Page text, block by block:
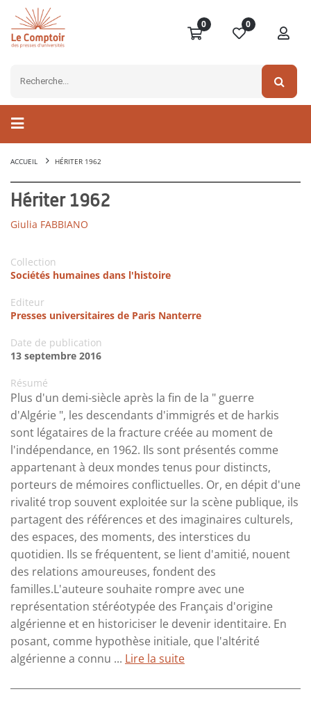
0 0
ACCUEIL HÉRITER 1962
Hériter 1962
Giulia FABBIANO
Collection
Sociétés humaines dans l'histoire
Editeur
Presses universitaires de Paris Nanterre
Date de publication
13 septembre 2016
Résumé
Plus d'un demi-siècle après la fin de la " guerre
d'Algérie ", les descendants d'immigrés et de harkis
sont légataires de la fracture créée au moment de
l'indépendance, en 1962. Ils sont présentés comme
appartenant à deux mondes tenus pour distincts,
porteurs de mémoires conflictuelles. Or, en dépit d'une
rivalité trop souvent exploitée sur la scène publique, ils
partagent des références et des imaginaires culturels,
des espaces, des moments, des interstices du
quotidien. Ils se fréquentent, se lient d'amitié, nouent
des relations amoureuses, fondent des
familles.L'auteure souhaite rompre avec une
représentation stéréotypée des Français d'origine
algérienne et en historiciser le devenir identitaire. En
posant, comme hypothèse initiale, que l'altérité
algérienne a connu ... Lire la suite